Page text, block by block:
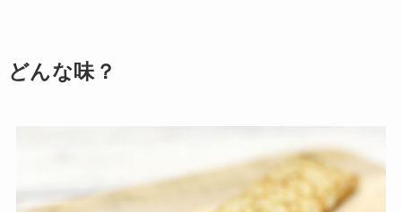
どんな味？